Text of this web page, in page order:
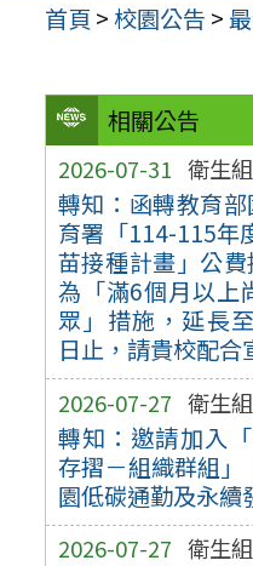
首頁 >校園公告 >
相關公告
2026-07-31 衛生組
轉知：函轉教育
育署「114-115年
苗接種計畫」公
為「滿6個月以上
眾」措施，延長
日止，請貴校配合
2026-07-27 衛生組
轉知：邀請加入
存摺－組織群組」
園低碳通勤及永續
2026-07-27 衛生組